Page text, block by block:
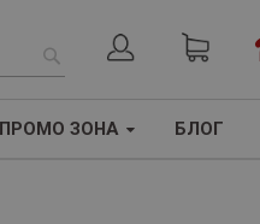
ТЪРСЕНЕ
ПРОМО ЗОНА БЛОГ